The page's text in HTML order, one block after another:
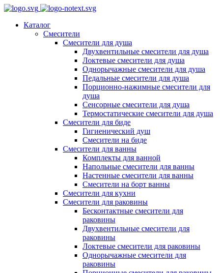
Каталог
Смесители
Смесители для душа
Двухвентильные смесители для душа
Локтевые смесители для душа
Однорычажные смесители для душа
Педальные смесители для душа
Порционно-нажимные смесители для
душа
Сенсорные смесители для душа
Термостатические смесители для душа
Смесители для биде
Гигиенический душ
Смесители на биде
Смесители для ванны
Комплекты для ванной
Напольные смесители для ванны
Настенные смесители для ванны
Смесители на борт ванны
Смесители для кухни
Смесители для раковины
Бесконтактные смесители для
раковины
Двухвентильные смесители для
раковины
Локтевые смесители для раковины
Однорычажные смесители для
раковины